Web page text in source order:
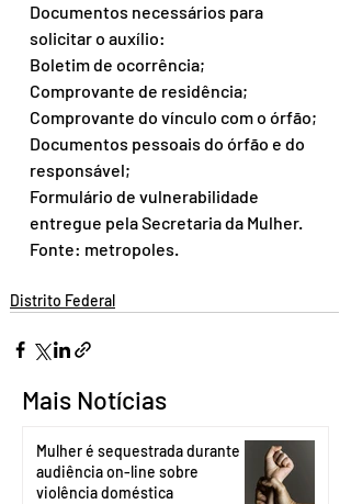
Documentos necessários para
solicitar o auxílio:
Boletim de ocorrência;
Comprovante de residência;
Comprovante do vínculo com o órfão;
Documentos pessoais do órfão e do
responsável;
Formulário de vulnerabilidade
entregue pela Secretaria da Mulher.
Fonte: metropoles.
Distrito Federal
Mais Notícias
Mulher é sequestrada durante
audiência on-line sobre
violência doméstica